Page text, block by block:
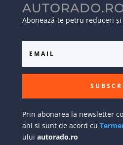
Abonează-te petru reduceri
Prin abonarea la newsletter
ani si sunt de acord cu
ului autorado.ro